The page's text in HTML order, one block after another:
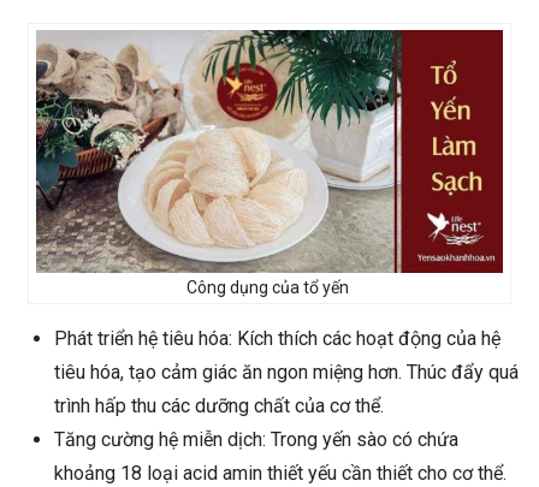
Công dụng của tổ yến
Phát triển hệ tiêu hóa: Kích thích các hoạt động của hệ
tiêu hóa, tạo cảm giác ăn ngon miệng hơn. Thúc đẩy quá
trình hấp thu các dưỡng chất của cơ thể.
Tăng cường hệ miễn dịch: Trong yến sào có chứa
khoảng 18 loại acid amin thiết yếu cần thiết cho cơ thể.